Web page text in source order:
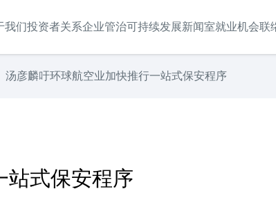
我们投资者关系企业管治可持续发展新闻室就业机会联
汤彦麟吁环球航空业加快推行一站式保安程序
站式保安程序